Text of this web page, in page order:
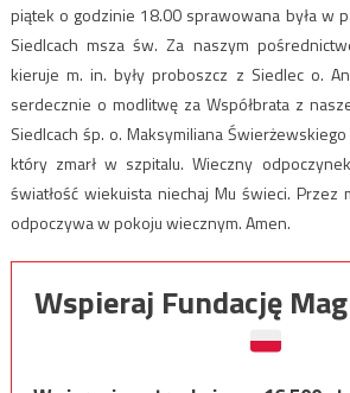
piątek o godzinie 18.00 sprawowana była w
Siedlcach msza św. Za naszym
kieruje m. in. były proboszcz z Siedlec o.
serdecznie o modlitwę za Współbrata z
Siedlcach śp. o. Maksymiliana
który zmarł w szpitalu. Wieczny
światłość wiekuista niechaj Mu świeci. Przez
odpoczywa w pokoju wiecznym. Amen.
Wspieraj Fundację